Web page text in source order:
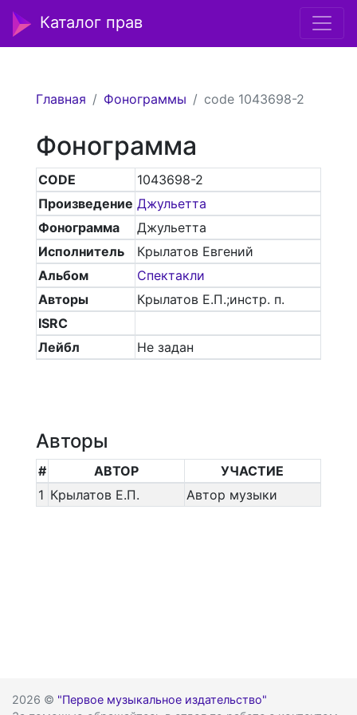
Каталог прав
Главная Фонограммы code 1043698-2
Фонограмма
CODE
1043698-2
Произведение Джульетта
Фонограмма
Джульетта
Исполнитель
Крылатов Евгений
Альбом
Спектакли
Авторы
Крылатов Е.П.;инстр. п.
ISRC
Лейбл
Не задан
Авторы
# АВТОР
УЧАСТИЕ
1 Крылатов Е.П. Автор музыки
2026 © "Первое музыкальное издательство"